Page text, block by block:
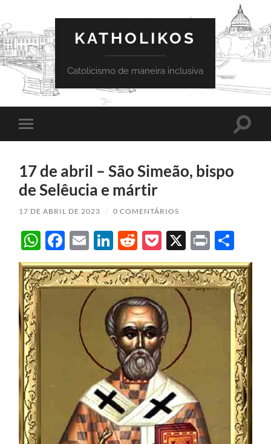
KATHOLIKOS
Catolicismo de maneira inclusiva
Toggle
mobile
Toggle
17 de abril – São Simeão, bispo
de Selêucia e mártir
17 DE ABRIL DE 2023 / 0 COMENTÁRIOS
WhatsApp
Facebook
EmailLinkedIn
Reddit
Pocket
X Print